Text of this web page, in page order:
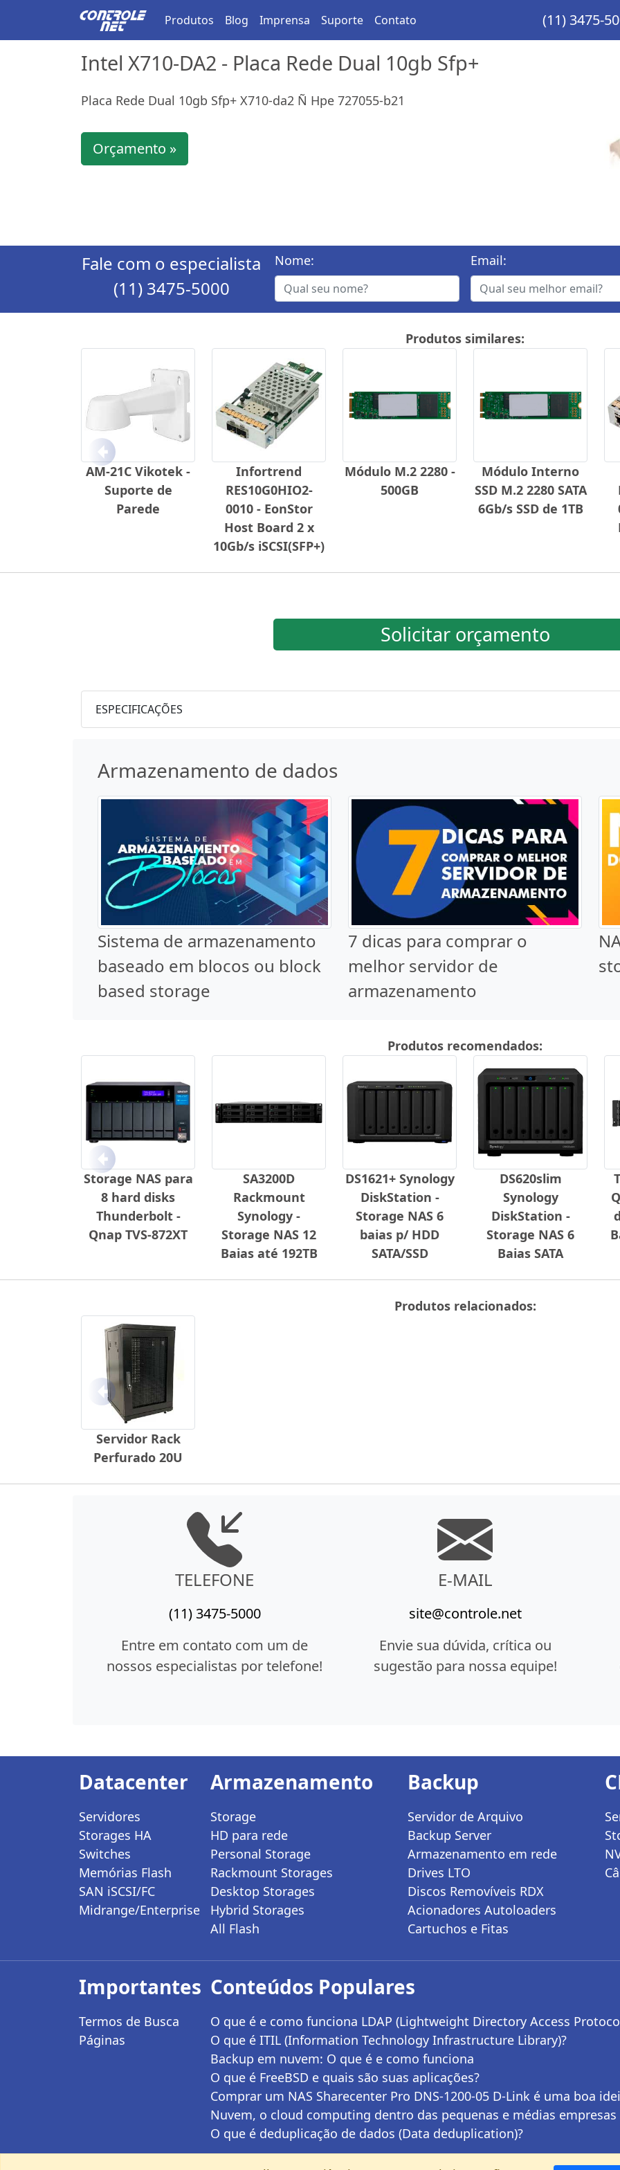
Produtos Blog Imprensa Suporte Contato (11) 3475-
Intel X710-DA2 - Placa Rede Dual 10gb Sfp+
Placa Rede Dual 10gb Sfp+ X710-da2 Ñ Hpe 727055-b21
Orçamento »
Fale com o especialista
(11) 3475-5000
Nome: Email:
Produtos similares:
AM-21C Vikotek -
Suporte de
Parede
Infortrend
RES10G0HIO2-
0010 - EonStor
Host Board 2 x
10Gb/s iSCSI(SFP+)
Módulo M.2 2280 -
500GB
Módulo Interno
SSD M.2 2280 SATA
6Gb/s SSD de 1TB
Anterior
Solicitar orçamento
ESPECIFICAÇÕES
Armazenamento de dados
Sistema de armazenamento
baseado em blocos ou block
based storage
7 dicas para comprar o
melhor servidor de
armazenamento
Produtos recomendados:
Storage NAS para
8 hard disks
Thunderbolt -
Qnap TVS-872XT
SA3200D
Rackmount
Synology -
Storage NAS 12
Baias até 192TB
DS1621+ Synology
DiskStation -
Storage NAS 6
baias p/ HDD
SATA/SSD
DS620slim
Synology
DiskStation -
Storage NAS 6
Baias SATA
Anterior
Produtos relacionados:
Servidor Rack
Perfurado 20U
Anterior
TELEFONE
(11) 3475-5000
Entre em contato com um de
nossos especialistas por telefone!
E-MAIL
site@controle.net
Envie sua dúvida, crítica ou
sugestão para nossa equipe!
Datacenter
Servidores
Storages HA
Switches
Memórias Flash
SAN iSCSI/FC
Midrange/Enterprise
Armazenamento
Storage
HD para rede
Personal Storage
Rackmount Storages
Desktop Storages
Hybrid Storages
All Flash
Backup
Servidor de Arquivo
Backup Server
Armazenamento em rede
Drives LTO
Discos Removíveis RDX
Acionadores Autoloaders
Cartuchos e Fitas
Importantes
Termos de Busca
Páginas
Conteúdos Populares
O que é e como funciona LDAP (Lightweight Directory Access
O que é ITIL (Information Technology Infrastructure Library)?
Backup em nuvem: O que é e como funciona
O que é FreeBSD e quais são suas aplicações?
Comprar um NAS Sharecenter Pro DNS-1200-05 D-Link é uma boa
Nuvem, o cloud computing dentro das pequenas e médias empresas
O que é deduplicação de dados (Data deduplication)?